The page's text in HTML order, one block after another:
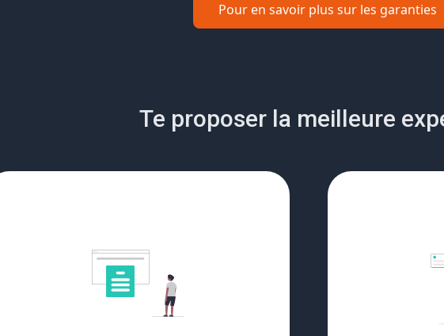
Pour en savoir plus sur les garanties
Te proposer la meilleure